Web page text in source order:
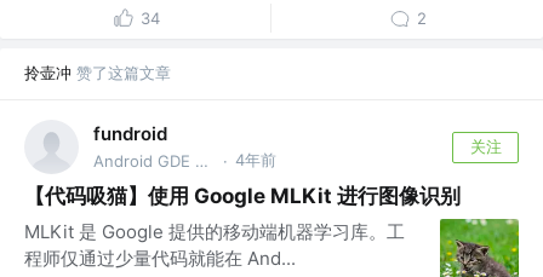
34 2
拎壶冲 赞了这篇文章
fundroid
Android GDE @Bytedance · 4年前
关注
【代码吸猫】使用 Google MLKit 进行图像识别
MLKit 是 Google 提供的移动端机器学习库。工
程师仅通过少量代码就能在 And...